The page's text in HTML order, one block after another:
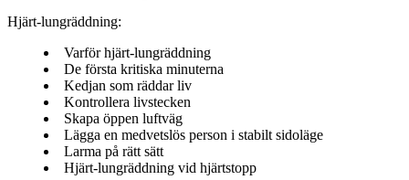
Hjärt-lungräddning:
Varför hjärt-lungräddning
De första kritiska minuterna
Kedjan som räddar liv
Kontrollera livstecken
Skapa öppen luftväg
Lägga en medvetslös person i stabilt sidoläge
Larma på rätt sätt
Hjärt-lungräddning vid hjärtstopp